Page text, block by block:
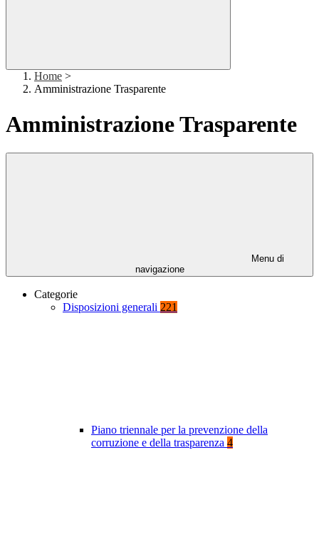
Home >
Amministrazione Trasparente
Amministrazione Trasparente
Menu di
navigazione
Categorie
Disposizioni generali 221
Piano triennale per la prevenzione della
corruzione e della trasparenza 4